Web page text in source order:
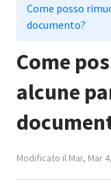
Come posso
documento?
Come
alcune
Modificato il Mar, Mar